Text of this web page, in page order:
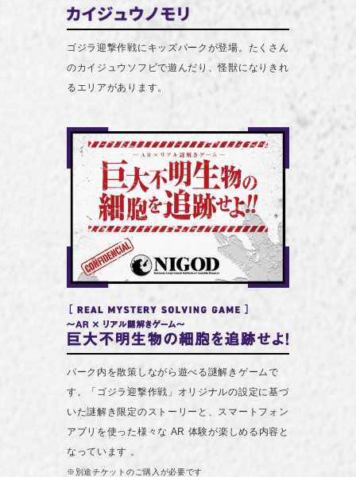
ゴジラ迎撃作戦にキッズパークが登場。たくさん
のカイジュウソフビで遊んだり、怪獣になりきれ
るエリアがあります。
パーク内を散策しながら遊べる謎解きゲームで
す。「ゴジラ迎撃作戦」オリジナルの設定に基づ
いた謎解き限定のストーリーと、スマートフォン
アプリを使った様々な AR 体験が楽しめる内容と
なっています 。
※別途チケットのご購入が必要です